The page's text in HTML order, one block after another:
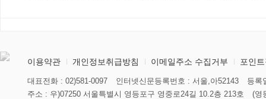
이용약관 개인정보취급방침 이메일주소 수집거부 포인
대표전화 : 02)581-0097 인터넷신문등록번호 : 서울,아52143
등록
주소 : 우)07250 서울특별시 영등포구 영중로24길 10.2층 213호
(영